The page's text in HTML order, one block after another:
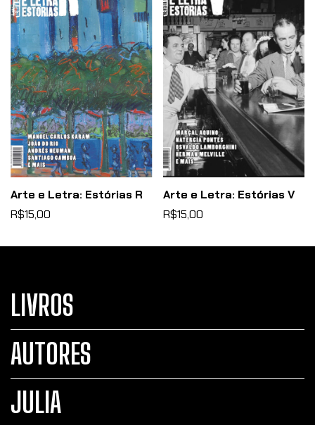
Arte e Letra: Estórias R
R$15,00
Arte e Letra: Estórias V
R$15,00
LIVROS
AUTORES
JULIA